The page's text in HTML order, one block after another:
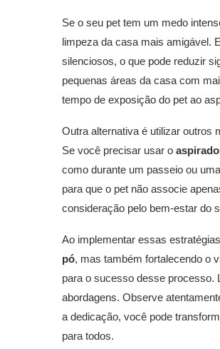
Se o seu pet tem um medo
limpeza da casa mais amigável.
silenciosos, o que pode reduzir
pequenas áreas da casa com
tempo de exposição do pet ao
Outra alternativa é utilizar outros
Se você precisar usar o
como durante um passeio ou
para que o pet não associe
consideração pelo bem-estar do
Ao implementar essas
pó, mas também fortalecendo o
para o sucesso desse processo.
abordagens. Observe
a dedicação, você pode
para todos.